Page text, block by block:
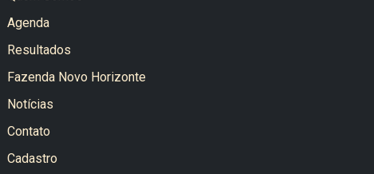
Agenda
Resultados
Fazenda Novo Horizonte
Notícias
Contato
Cadastro